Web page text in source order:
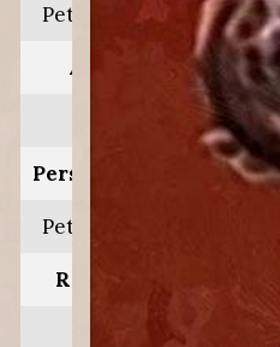
Peter Gunn
Anno:
Personaggio:
Peter Gunn
Regia di: